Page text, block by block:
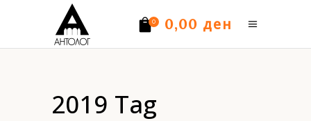
0 0,00 ден
2019 Tag